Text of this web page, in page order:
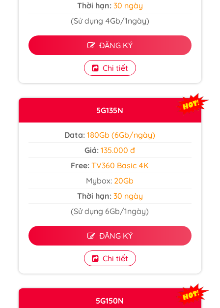
Thời hạn:30 ngày
(Sử dụng 4Gb/1ngày)
ĐĂNG KÝ
Chi tiết
5G135N
Data: 180Gb (6Gb/ngày)
Giá:135.000 đ
Free: TV360 Basic 4K
Mybox: 20Gb
Thời hạn:30 ngày
(Sử dụng 6Gb/1ngày)
ĐĂNG KÝ
Chi tiết
5G150N